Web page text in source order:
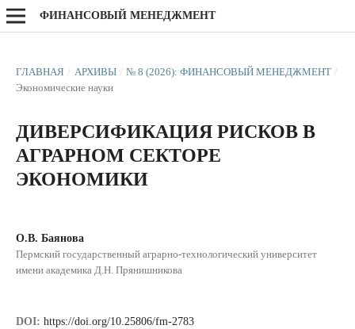
ФИНАНСОВЫЙ МЕНЕДЖМЕНТ
ГЛАВНАЯ / АРХИВЫ / № 8 (2026): ФИНАНСОВЫЙ МЕНЕДЖМЕНТ /
Экономические науки
ДИВЕРСИФИКАЦИЯ РИСКОВ В
АГРАРНОМ СЕКТОРЕ
ЭКОНОМИКИ
О.В. Баянова
Пермский государственный аграрно-технологический университет
имени академика Д.Н. Прянишникова
DOI: https://doi.org/10.25806/fm-2783